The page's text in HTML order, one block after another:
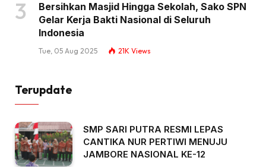
Bersihkan Masjid Hingga Sekolah, Sako SPN
Gelar Kerja Bakti Nasional di Seluruh
Indonesia
Tue, 05 Aug 2025 21K Views
Terupdate
SMP SARI PUTRA RESMI LEPAS
CANTIKA NUR PERTIWI MENUJU
JAMBORE NASIONAL KE-12